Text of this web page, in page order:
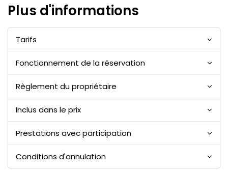
Plus d'informations
Tarifs
Fonctionnement de la réservation
Règlement du propriétaire
Inclus dans le prix
Prestations avec participation
Conditions d'annulation